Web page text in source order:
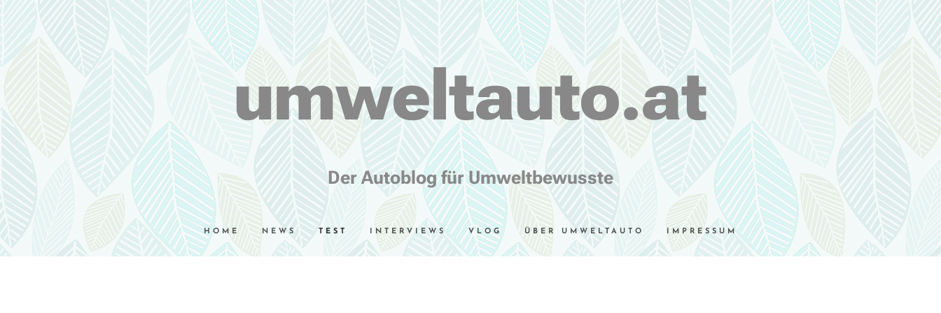
umweltauto.at
Der Autoblog für Umweltbewusste
HOME NEWS TEST INTERVIEWS VLOG ÜBER UMWELTAUTO IMPRESSUM